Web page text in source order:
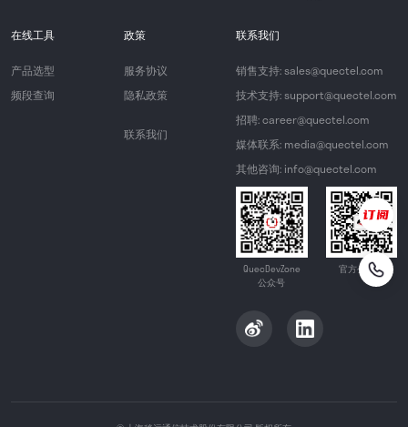
在线工具
产品选型
频段查询
政策
服务协议
隐私政策
联系我们
联系我们
销售支持: sales@quectel.com
技术支持: support@quectel.com
招聘: career@quectel.com
媒体联系: media@quectel.com
其他咨询: info@quectel.com
QuecDevZone
公众号
官方公众号